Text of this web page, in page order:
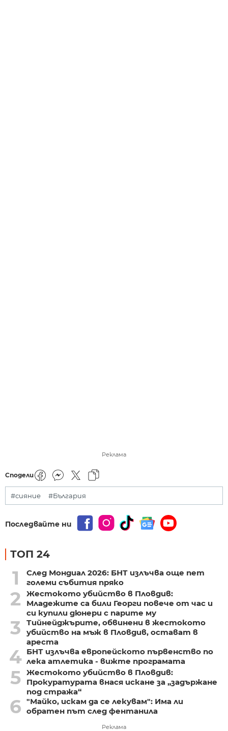
Реклама
Сподели
#сияние #България
Последвайте ни
ТОП 24
1
След Мондиал 2026: БНТ излъчва още пет
големи събития пряко
2
Жестокото убийство в Пловдив:
Младежите са били Георги повече от час и
си купили дюнери с парите му
3
Тийнейджърите, обвинени в жестокото
убийство на мъж в Пловдив, остават в
ареста
4 БНТ излъчва европейското първенство по
лека атлетика - вижте програмата
5 Жестокото убийство в Пловдив:
Прокуратурата внася искане за „задържане
под стража“
6 "Майко, искам да се лекувам": Има ли
обратен път след фентанила
Реклама